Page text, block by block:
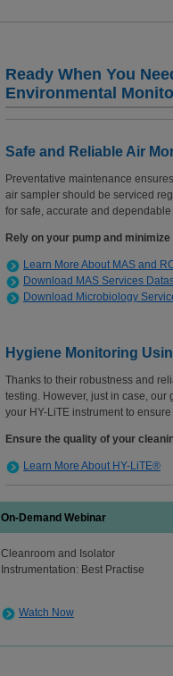
Ready When You
Environmental
Safe and Reliable Air
Preventative maintenance
air sampler should be serviced
for safe, accurate and
Rely on your pump and
Learn More About MAS and
Download MAS Services
Download Microbiology
Hygiene Monitoring
Thanks to their robustness and
testing. However, just in case,
your HY-LiTE instrument to
Ensure the quality of your
Learn More About HY-LiTE®
On-Demand Webinar
Cleanroom and Isolator
Instrumentation: Best Practise
Watch Now